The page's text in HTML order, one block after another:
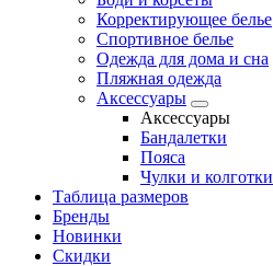
Корректирующее белье
Спортивное белье
Одежда для дома и сна
Пляжная одежда
Аксессуары
Аксессуары
Бандалетки
Пояса
Чулки и колготки
Таблица размеров
Бренды
Новинки
Скидки